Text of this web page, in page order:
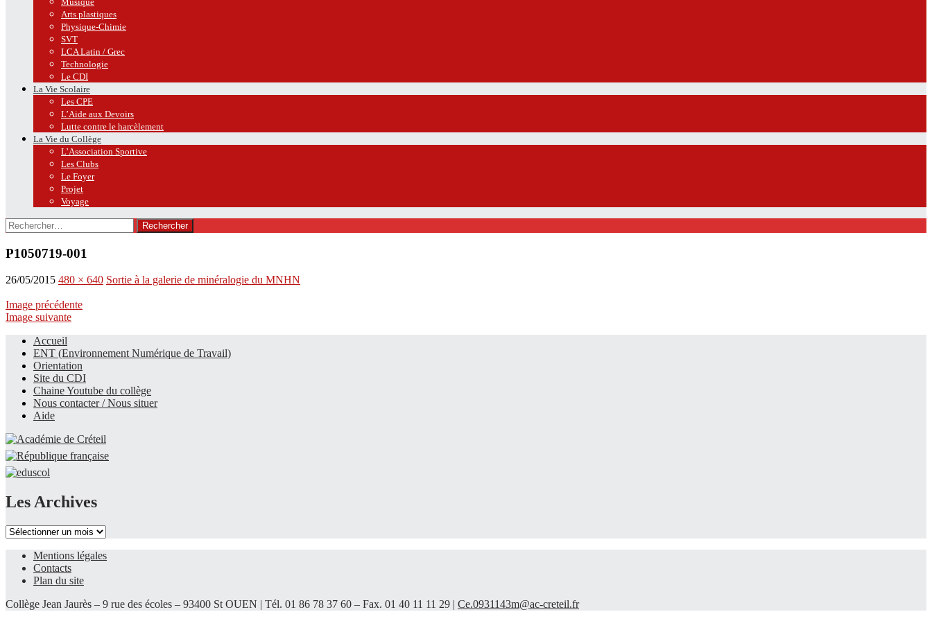
Arts plastiques
Physique-Chimie
SVT
LCA Latin / Grec
Technologie
Le CDI
La Vie Scolaire
Les CPE
L’Aide aux Devoirs
Lutte contre le harcèlement
La Vie du Collège
L’Association Sportive
Les Clubs
Le Foyer
Projet
Voyage
Rechercher :
P1050719-001
26/05/2015 480 × 640 Sortie à la galerie de minéralogie du MNHN
Image précédente
Image suivante
Le site du collège
Accueil
ENT (Environnement Numérique de Travail)
Orientation
Site du CDI
Chaine Youtube du collège
Nous contacter / Nous situer
Aide
Les Archives
Les
Mentions légales
Contacts
Plan du site
Collège Jean Jaurès – 9 rue des écoles – 93400 St OUEN | Tél. 01 86 78 37 60 – Fax. 01 40 11 11 29 | Ce.0931143m@ac-creteil.fr